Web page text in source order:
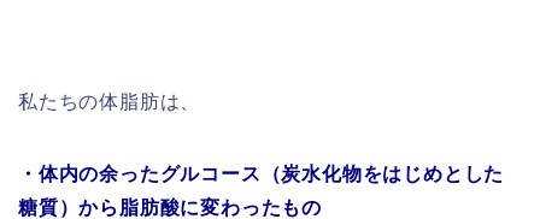
私たちの体脂肪は、
・体内の余ったグルコース（炭水化物をはじめとした
糖質）から脂肪酸に変わったもの